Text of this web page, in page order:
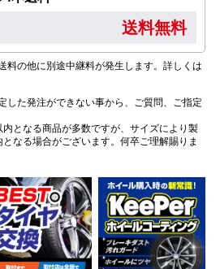
送料無料
料の他に別途中継料が発生します。詳しくは
した発注ができない事から、ご質問、ご指定
となる商品が多数ですが、サイズにより製
なる場合がございます。何卒ご理解賜りま